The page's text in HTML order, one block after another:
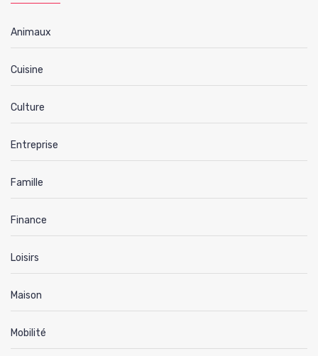
Animaux
Cuisine
Culture
Entreprise
Famille
Finance
Loisirs
Maison
Mobilité